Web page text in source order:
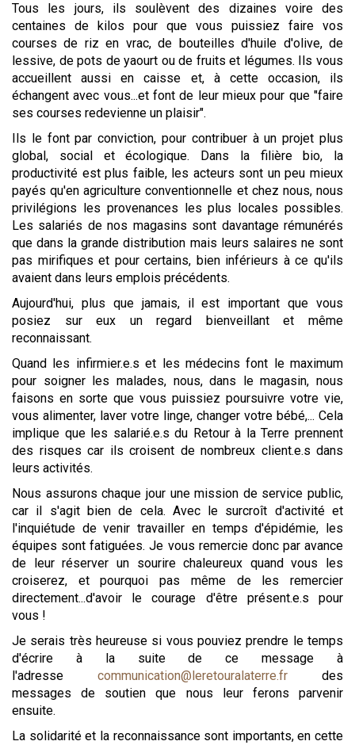
Tous les jours, ils soulèvent des dizaines voire des
centaines de kilos pour que vous puissiez faire vos
courses de riz en vrac, de bouteilles d'huile d'olive, de
lessive, de pots de yaourt ou de fruits et légumes. Ils vous
accueillent aussi en caisse et, à cette occasion, ils
échangent avec vous...et font de leur mieux pour que "faire
ses courses redevienne un plaisir".
Ils le font par conviction, pour contribuer à un projet plus
global, social et écologique. Dans la filière bio, la
productivité est plus faible, les acteurs sont un peu mieux
payés qu'en agriculture conventionnelle et chez nous, nous
privilégions les provenances les plus locales possibles.
Les salariés de nos magasins sont davantage rémunérés
que dans la grande distribution mais leurs salaires ne sont
pas mirifiques et pour certains, bien inférieurs à ce qu'ils
avaient dans leurs emplois précédents.
Aujourd'hui, plus que jamais, il est important que vous
posiez sur eux un regard bienveillant et même
reconnaissant.
Quand les infirmier.e.s et les médecins font le maximum
pour soigner les malades, nous, dans le magasin, nous
faisons en sorte que vous puissiez poursuivre votre vie,
vous alimenter, laver votre linge, changer votre bébé,... Cela
implique que les salarié.e.s du Retour à la Terre prennent
des risques car ils croisent de nombreux client.e.s dans
leurs activités.
Nous assurons chaque jour une mission de service public,
car il s'agit bien de cela. Avec le surcroît d'activité et
l'inquiétude de venir travailler en temps d'épidémie, les
équipes sont fatiguées. Je vous remercie donc par avance
de leur réserver un sourire chaleureux quand vous les
croiserez, et pourquoi pas même de les remercier
directement...d'avoir le courage d'être présent.e.s pour
vous !
Je serais très heureuse si vous pouviez prendre le temps
d'écrire à la suite de ce message à
l'adresse communication@leretouralaterre.fr des
messages de soutien que nous leur ferons parvenir
ensuite.
La solidarité et la reconnaissance sont importants, en cette